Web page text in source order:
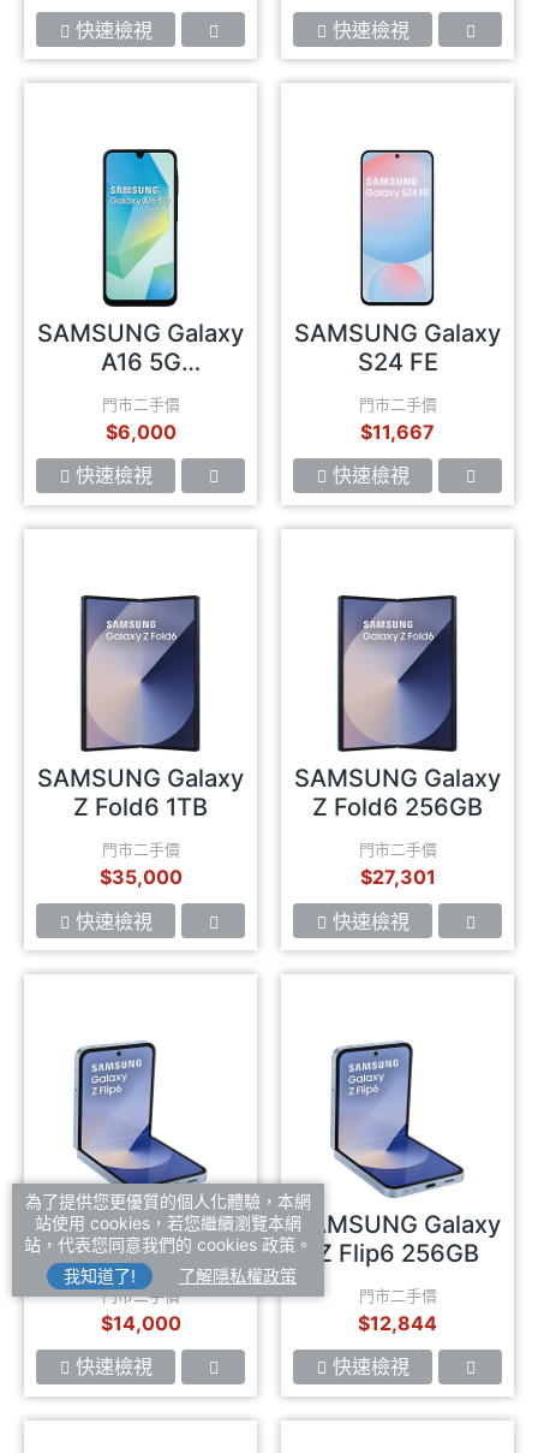
快速檢視
快速檢視
SAMSUNG Galaxy
A16 5G
(4GB/128GB)
門市二手價
$6,000
快速檢視
SAMSUNG Galaxy
S24 FE
門市二手價
$11,667
快速檢視
SAMSUNG Galaxy
Z Fold6 1TB
門市二手價
$35,000
快速檢視
SAMSUNG Galaxy
Z Fold6 256GB
門市二手價
$27,301
快速檢視
SAMSUNG Galaxy
Z Flip6 512GB
門市二手價
$14,000
快速檢視
SAMSUNG Galaxy
Z Flip6 256GB
門市二手價
$12,844
快速檢視
為了提供您更優質的個人化體驗，本網
站使用 cookies，若您繼續瀏覽本網
站，代表您同意我們的 cookies 政策。
我知道了!
了解隱私權政策